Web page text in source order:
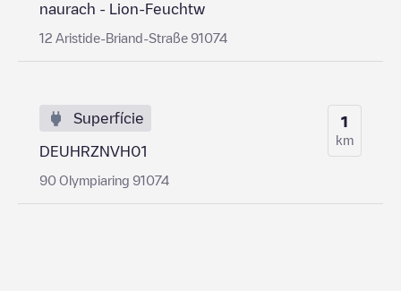
naurach - Lion-Feuchtw
12 Aristide-Briand-Straße 91074
Superfície
DEUHRZNVH01
90 Olympiaring 91074
1
km